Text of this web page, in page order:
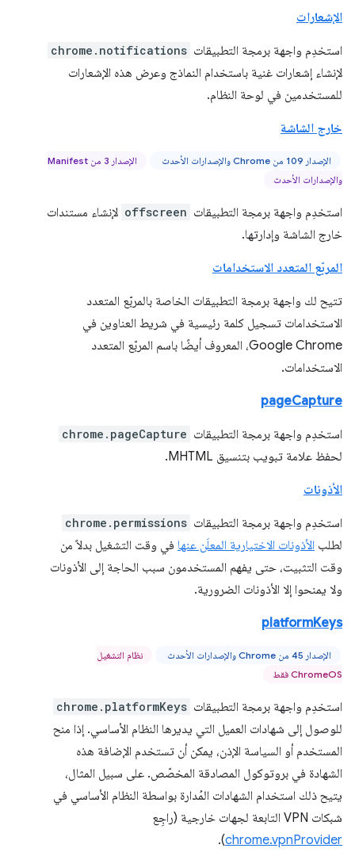
الإشعارات
استخدِم واجهة برمجة التطبيقات chrome.notifications
لإنشاء إشعارات غنية باستخدام النماذج وعرض هذه الإشعارات
للمستخدمين في لوحة النظام.
خارج الشاشة
الإصدار 109 من Chrome والإصدارات الأحدث
الإصدار 3 من Manifest
والإصدارات الأحدث
استخدِم واجهة برمجة التطبيقات offscreen لإنشاء مستندات
خارج الشاشة وإدارتها.
المربّع المتعدد الاستخدامات
تتيح لك واجهة برمجة التطبيقات الخاصة بالمربّع المتعدد
الاستخدامات تسجيل كلمة رئيسية في شريط العناوين في
Google Chrome، المعروف أيضًا باسم المربّع المتعدد
الاستخدامات.
pageCapture
استخدِم واجهة برمجة التطبيقات chrome.pageCapture
لحفظ علامة تبويب بتنسيق MHTML.
الأذونات
استخدِم واجهة برمجة التطبيقات chrome.permissions
لطلب الأذونات الاختيارية المعلَن عنها في وقت التشغيل بدلاً من
وقت التثبيت، حتى يفهم المستخدمون سبب الحاجة إلى الأذونات
ولا يمنحوا إلا الأذونات الضرورية.
platformKeys
الإصدار 45 من Chrome والإصدارات الأحدث
نظام التشغيل
ChromeOS فقط
استخدِم واجهة برمجة التطبيقات chrome.platformKeys
للوصول إلى شهادات العميل التي يديرها النظام الأساسي. إذا منح
المستخدم أو السياسة الإذن، يمكن أن تستخدم الإضافة هذه
الشهادة في بروتوكول المصادقة المخصّص. على سبيل المثال،
يتيح ذلك استخدام الشهادات المُدارة بواسطة النظام الأساسي في
شبكات VPN التابعة لجهات خارجية (راجِع
chrome.vpnProvider
).